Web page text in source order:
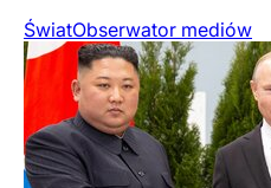
ŚwiatObserwator mediów